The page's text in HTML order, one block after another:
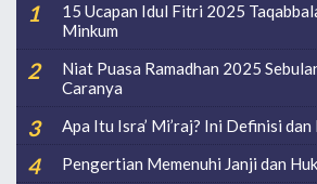
15 Ucapan Idul Fitri 2025
Minkum
Niat Puasa Ramadhan 2025
Caranya
Apa Itu Isra’ Mi’raj? Ini Definisi
Pengertian Memenuhi Janji dan